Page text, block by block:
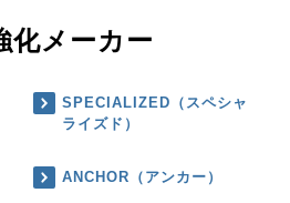
化メーカー
SPECIALIZED（スペシャ
ライズド）
ANCHOR（アンカー）